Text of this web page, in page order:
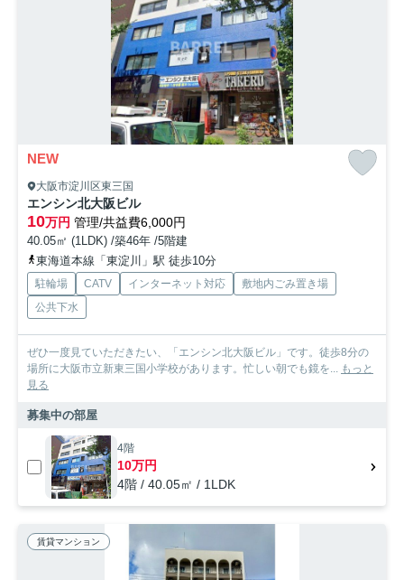
NEW
大阪市淀川区東三国
エンシン北大阪ビル
10万円 管理/共益費6,000円
40.05㎡ (1LDK) /築46年 /5階建
東海道本線「東淀川」駅 徒歩10分
駐輪場 CATV インターネット対応
敷地内ごみ置き場
公共下水
ぜひ一度見ていただきたい、「エンシン北大阪ビル」です。徒歩8分の
場所に大阪市立新東三国小学校があります。忙しい朝でも鏡を... もっと
見る
募集中の部屋
4階
10万円
4階 / 40.05㎡ / 1LDK
賃貸マンション